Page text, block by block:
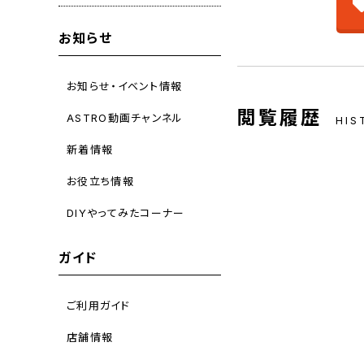
お知らせ
お知らせ・イベント情報
ASTRO動画チャンネル
新着情報
お役立ち情報
DIYやってみたコーナー
ガイド
ご利用ガイド
店舗情報
閲覧履歴